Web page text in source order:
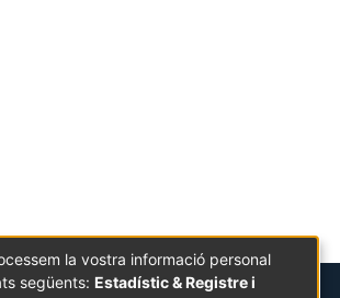
la vostra informació personal
següents: Estadístic & Registre i